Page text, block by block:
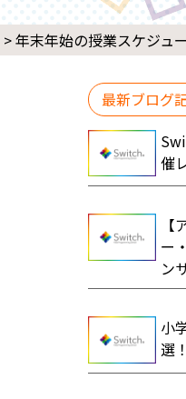
>年末年始の授業スケジュ
最新ブログ
催
ー
ン
小
選